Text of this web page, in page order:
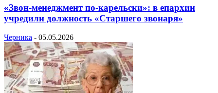
«Звон-менеджмент по-карельски»: в епархии
учредили должность «Старшего звонаря»
Черника - 05.05.2026